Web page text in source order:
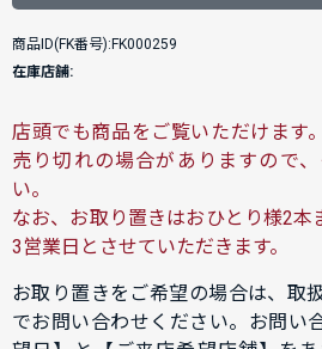
商品ID(FK番号):FK000259
在庫店舗:
店頭でも商品をご覧いただけます
売り切れの場合がありますので
い。
なお、お取り置きはおひとり様2本
3営業日とさせていただきます。
お取り置きをご希望の場合は、取
でお問い合わせください。お問い